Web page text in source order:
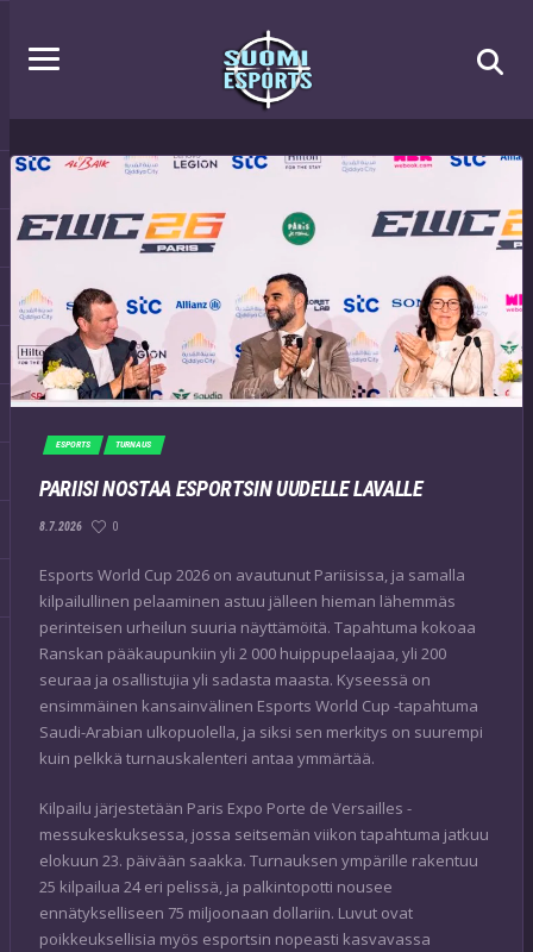
ESPORTS TURNAUS
PARIISI NOSTAA ESPORTSIN UUDELLE LAVALLE
8.7.2026 0
Esports World Cup 2026 on avautunut Pariisissa, ja samalla
kilpailullinen pelaaminen astuu jälleen hieman lähemmäs
perinteisen urheilun suuria näyttämöitä. Tapahtuma kokoaa
Ranskan pääkaupunkiin yli 2 000 huippupelaajaa, yli 200
seuraa ja osallistujia yli sadasta maasta. Kyseessä on
ensimmäinen kansainvälinen Esports World Cup -tapahtuma
Saudi-Arabian ulkopuolella, ja siksi sen merkitys on suurempi
kuin pelkkä turnauskalenteri antaa ymmärtää.
Kilpailu järjestetään Paris Expo Porte de Versailles -
messukeskuksessa, jossa seitsemän viikon tapahtuma jatkuu
elokuun 23. päivään saakka. Turnauksen ympärille rakentuu
25 kilpailua 24 eri pelissä, ja palkintopotti nousee
ennätykselliseen 75 miljoonaan dollariin. Luvut ovat
poikkeuksellisia myös esportsin nopeasti kasvavassa